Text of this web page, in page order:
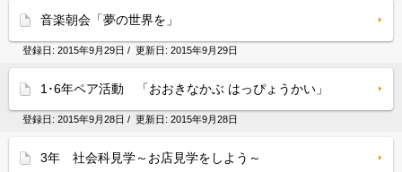
音楽朝会「夢の世界を」
登録日: 2015年9月29日 / 更新日: 2015年9月29日
1･6年ペア活動 「おおきなかぶ はっぴょうかい」
登録日: 2015年9月28日 / 更新日: 2015年9月28日
3年 社会科見学～お店見学をしよう～